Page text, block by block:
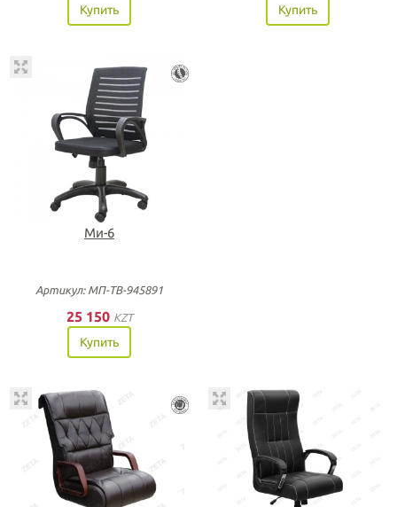
Купить Купить
Ми-6
Артикул: МП-ТВ-945891
25 150 KZT
Купить